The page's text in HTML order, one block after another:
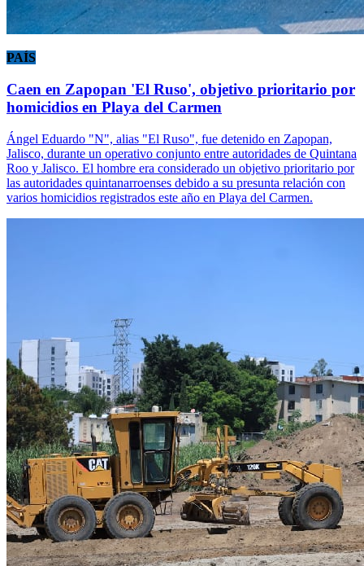
PAÍS
Caen en Zapopan 'El Ruso', objetivo prioritario por
homicidios en Playa del Carmen
Ángel Eduardo "N", alias "El Ruso", fue detenido en Zapopan,
Jalisco, durante un operativo conjunto entre autoridades de Quintana
Roo y Jalisco. El hombre era considerado un objetivo prioritario por
las autoridades quintanarroenses debido a su presunta relación con
varios homicidios registrados este año en Playa del Carmen.